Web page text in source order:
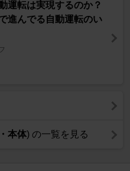
運転は実現するのか？
進んでる自動運転のい
本体) の一覧を見る